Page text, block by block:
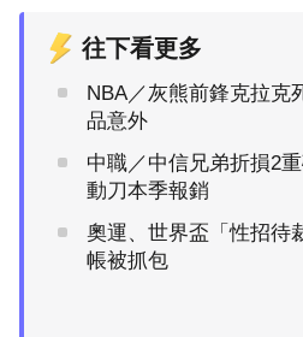
往下看更多
NBA／灰熊前鋒克拉克
品意外
中職／中信兄弟折損2
動刀本季報銷
奧運、世界盃「性招待
帳被抓包